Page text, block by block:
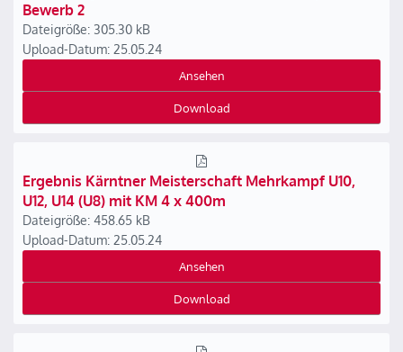
Bewerb 2
Dateigröße: 305.30 kB
Upload-Datum: 25.05.24
Ansehen
Download
Ergebnis Kärntner Meisterschaft Mehrkampf U10,
U12, U14 (U8) mit KM 4 x 400m
Dateigröße: 458.65 kB
Upload-Datum: 25.05.24
Ansehen
Download